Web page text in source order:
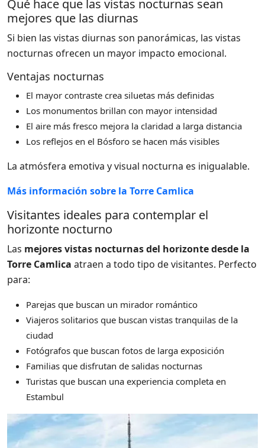
Qué hace que las vistas nocturnas sean
mejores que las diurnas
Si bien las vistas diurnas son panorámicas, las vistas
nocturnas ofrecen un mayor impacto emocional.
Ventajas nocturnas
El mayor contraste crea siluetas más definidas
Los monumentos brillan con mayor intensidad
El aire más fresco mejora la claridad a larga distancia
Los reflejos en el Bósforo se hacen más visibles
La atmósfera emotiva y visual nocturna es inigualable.
Más información sobre la Torre Camlica
Visitantes ideales para contemplar el
horizonte nocturno
Las mejores vistas nocturnas del horizonte desde la
Torre Camlica atraen a todo tipo de visitantes. Perfecto
para:
Parejas que buscan un mirador romántico
Viajeros solitarios que buscan vistas tranquilas de la
ciudad
Fotógrafos que buscan fotos de larga exposición
Familias que disfrutan de salidas nocturnas
Turistas que buscan una experiencia completa en
Estambul